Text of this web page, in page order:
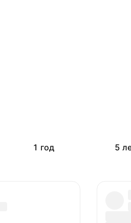
1 год 5